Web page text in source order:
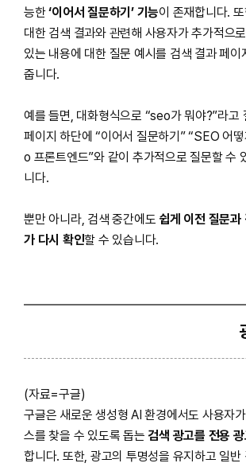
능한‘이어서 질문하기’ 기능이 존재합니다.
대한 검색 결과와 관련해 사용자가 추가적으
있는 내용에 대한 질문 예시를 검색 결과 페이
줍니다.
예를 들면, 대화형식으로 “seo가 뭐야?”라고
페이지 하단에 “이어서 질문하기” “SEO 어
o 프론트엔드”와 같이 추가적으로 질문할 수
니다.
뿐만 아니라, 검색 중간에도 쉽게 이전 질문과
가 다시 확인할 수 있습니다.
(자료=구글)
구글은 새로운 생성형 AI 환경에서도 사용자
스를 찾을 수 있도록 돕는 검색 광고를 전용
합니다. 또한, 광고의 투명성을 유지하고 일반